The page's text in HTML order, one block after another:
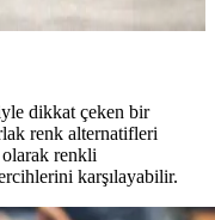
dikkat çeken bir
renk alternatifleri
olarak renkli
karşılayabilir.